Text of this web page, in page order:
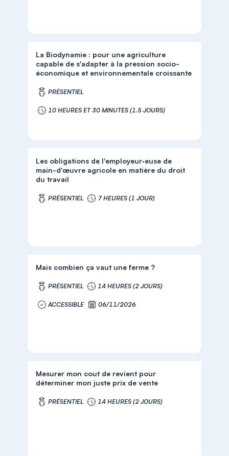
La Biodynamie : pour une agriculture
capable de s'adapter à la pression socio-
économique et environnementale croissante
PRÉSENTIEL
10 HEURES ET 30 MINUTES (1.5 JOURS)
Les obligations de l'employeur·euse de
main-d'œuvre agricole en matière du droit
du travail
PRÉSENTIEL 7 HEURES (1 JOUR)
Mais combien ça vaut une ferme ?
PRÉSENTIEL 14 HEURES (2 JOURS)
ACCESSIBLE 06/11/2026
Mesurer mon cout de revient pour
déterminer mon juste prix de vente
PRÉSENTIEL 14 HEURES (2 JOURS)